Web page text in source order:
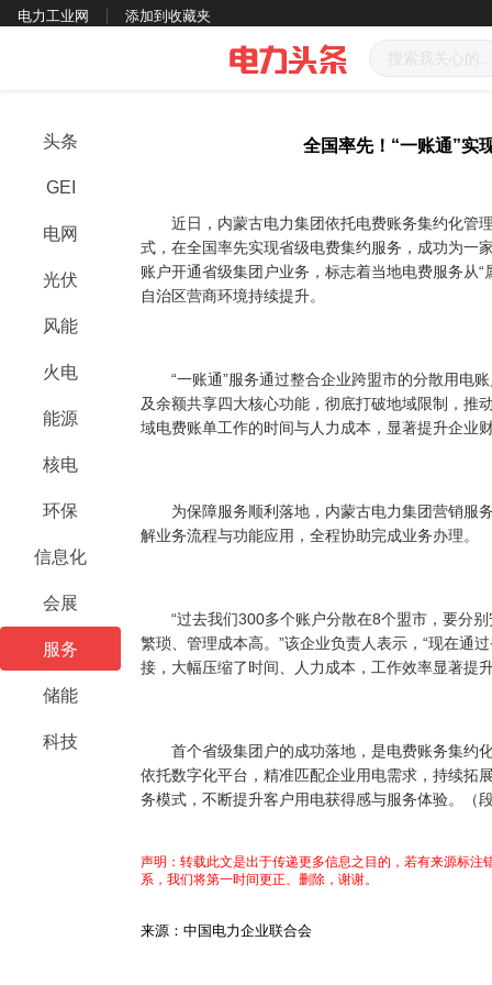
电力工业网 添加到收藏夹
头条
GEI
电网
光伏
风能
火电
能源
核电
环保
信息化
会展
服务
储能
科技
全国率先！“一账通”实
近日，内蒙古电力集团依托电费账务集约化管理
式，在全国率先实现省级电费集约服务，成功为一
账户开通省级集团户业务，标志着当地电费服务从“
自治区营商环境持续提升。
“一账通”服务通过整合企业跨盟市的分散用电
及余额共享四大核心功能，彻底打破地域限制，推
域电费账单工作的时间与人力成本，显著提升企业
为保障服务顺利落地，内蒙古电力集团营销服
解业务流程与功能应用，全程协助完成业务办理。
“过去我们300多个账户分散在8个盟市，要分别
繁琐、管理成本高。”该企业负责人表示，“现在通
接，大幅压缩了时间、人力成本，工作效率显著提
首个省级集团户的成功落地，是电费账务集约
依托数字化平台，精准匹配企业用电需求，持续拓
务模式，不断提升客户用电获得感与服务体验。（
声明：转载此文是出于传递更多信息之目的，若有来源标
系，我们将第一时间更正、删除，谢谢。
来源：中国电力企业联合会